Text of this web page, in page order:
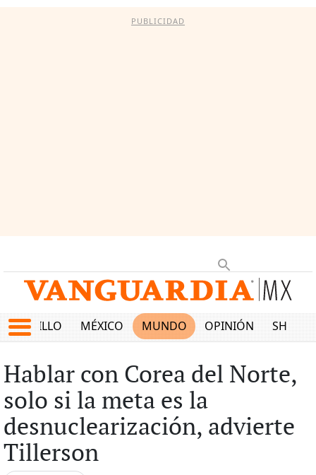
PUBLICIDAD
SALTILLO MÉXICO MUNDO OPINIÓN SHOW
Hablar con Corea del Norte,
solo si la meta es la
desnuclearización, advierte
Tillerson